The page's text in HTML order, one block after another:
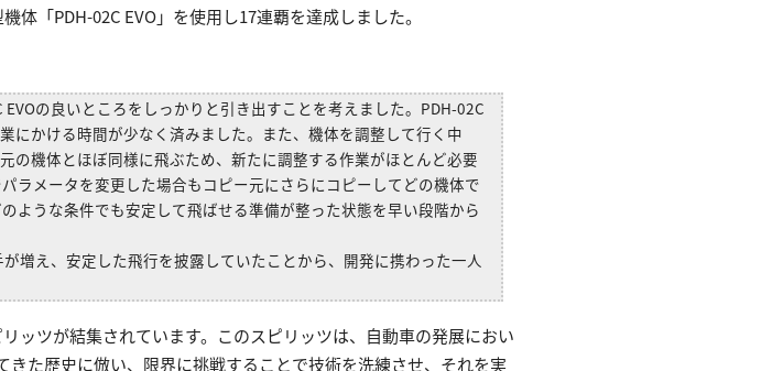
体「PDH-02C EVO」を使用し17連覇を達成しました。
の良いところをしっかりと引き出すことを考えました。PDH-02C
にかける時間が少なく済みました。また、機体を調整して行く中
の機体とほぼ同様に飛ぶため、新たに調整する作業がほとんど必要
メータを変更した場合もコピー元にさらにコピーしてどの機体で
ような条件でも安定して飛ばせる準備が整った状態を早い段階から
増え、安定した飛行を披露していたことから、開発に携わった一人
ッツが結集されています。このスピリッツは、自動車の発展におい
た歴史に倣い、限界に挑戦することで技術を洗練させ、それを実